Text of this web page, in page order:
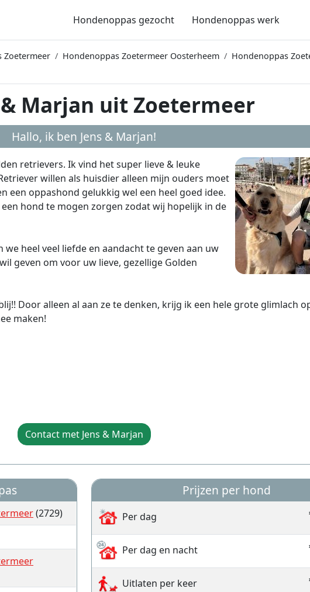
Hondenoppas gezocht Hondenoppas werk
Zoetermeer Hondenoppas Zoetermeer Oosterheem
Hondenoppas
Marjan uit Zoetermeer
Hallo, ik ben Jens & Marjan!
retrievers. Ik vind het super lieve & leuke
willen als huisdier alleen mijn ouders moet
een oppashond gelukkig wel een heel goed idee.
hond te mogen zorgen zodat wij hopelijk in de
heel veel liefde en aandacht te geven aan uw
geven om voor uw lieve, gezellige Golden
Door alleen al aan ze te denken, krijg ik een hele grote glimlach
maken!
Contact met Jens & Marjan
(2729)
Prijzen per hond
Per dag
Per dag en nacht
Uitlaten per keer